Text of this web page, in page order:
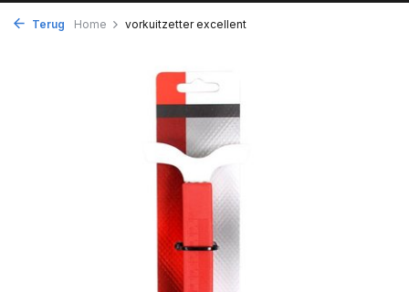
Terug Home vorkuitzetter excellent